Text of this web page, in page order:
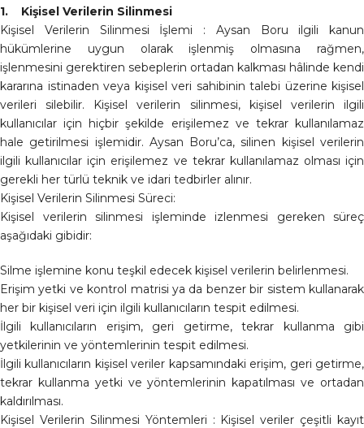
1. Kişisel Verilerin Silinmesi
Kişisel Verilerin Silinmesi İşlemi : Aysan Boru ilgili kanun
hükümlerine uygun olarak işlenmiş olmasına rağmen,
işlenmesini gerektiren sebeplerin ortadan kalkması hâlinde kendi
kararına istinaden veya kişisel veri sahibinin talebi üzerine kişisel
verileri silebilir. Kişisel verilerin silinmesi, kişisel verilerin ilgili
kullanıcılar için hiçbir şekilde erişilemez ve tekrar kullanılamaz
hale getirilmesi işlemidir. Aysan Boru’ca, silinen kişisel verilerin
ilgili kullanıcılar için erişilemez ve tekrar kullanılamaz olması için
gerekli her türlü teknik ve idari tedbirler alınır.
Kişisel Verilerin Silinmesi Süreci:
Kişisel verilerin silinmesi işleminde izlenmesi gereken süreç
aşağıdaki gibidir:
Silme işlemine konu teşkil edecek kişisel verilerin belirlenmesi.
Erişim yetki ve kontrol matrisi ya da benzer bir sistem kullanarak
her bir kişisel veri için ilgili kullanıcıların tespit edilmesi.
İlgili kullanıcıların erişim, geri getirme, tekrar kullanma gibi
yetkilerinin ve yöntemlerinin tespit edilmesi.
İlgili kullanıcıların kişisel veriler kapsamındaki erişim, geri getirme,
tekrar kullanma yetki ve yöntemlerinin kapatılması ve ortadan
kaldırılması.
Kişisel Verilerin Silinmesi Yöntemleri : Kişisel veriler çeşitli kayıt